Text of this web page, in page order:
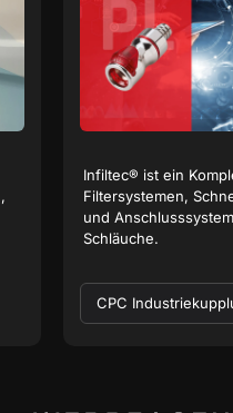
Infiltec® ist ein
Filtersystemen,
und
Schläuche.
CPC